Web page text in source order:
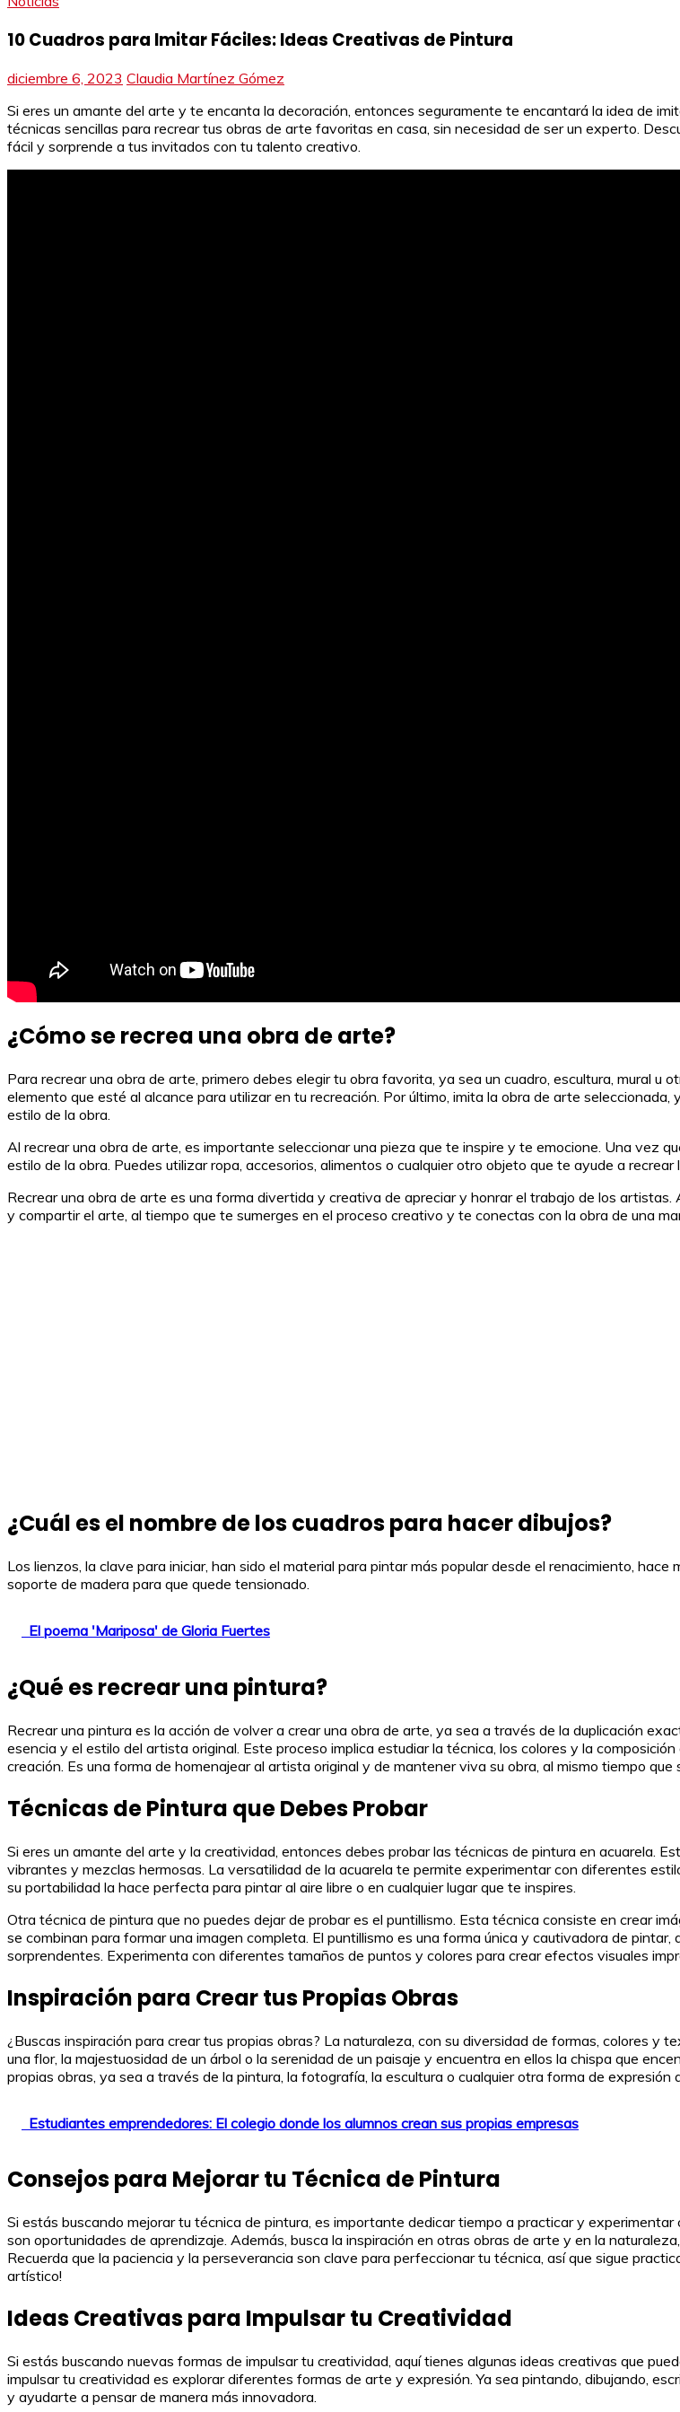
10 Cuadros para Imitar Fáciles: Ideas Creativas de Pintura
diciembre 6, 2023 Claudia Martínez Gómez
Si eres un amante del arte y te encanta la decoración, entonces seguramente te encantará la idea de
técnicas sencillas para recrear tus obras de arte favoritas en casa, sin necesidad de ser un experto.
fácil y sorprende a tus invitados con tu talento creativo.
¿Cómo se recrea una obra de arte?
Para recrear una obra de arte, primero debes elegir tu obra favorita, ya sea un cuadro, escultura, mural u
elemento que esté al alcance para utilizar en tu recreación. Por último, imita la obra de arte
estilo de la obra.
Al recrear una obra de arte, es importante seleccionar una pieza que te inspire y te emocione. Una vez
estilo de la obra. Puedes utilizar ropa, accesorios, alimentos o cualquier otro objeto que te ayude a
Recrear una obra de arte es una forma divertida y creativa de apreciar y honrar el trabajo de los
y compartir el arte, al tiempo que te sumerges en el proceso creativo y te conectas con la obra de una
¿Cuál es el nombre de los cuadros para hacer dibujos?
Los lienzos, la clave para iniciar, han sido el material para pintar más popular desde el renacimiento,
soporte de madera para que quede tensionado.
El poema 'Mariposa' de Gloria Fuertes
¿Qué es recrear una pintura?
Recrear una pintura es la acción de volver a crear una obra de arte, ya sea a través de la duplicación
esencia y el estilo del artista original. Este proceso implica estudiar la técnica, los colores y la
creación. Es una forma de homenajear al artista original y de mantener viva su obra, al mismo tiempo
Técnicas de Pintura que Debes Probar
Si eres un amante del arte y la creatividad, entonces debes probar las técnicas de pintura en acuarela.
vibrantes y mezclas hermosas. La versatilidad de la acuarela te permite experimentar con diferentes
su portabilidad la hace perfecta para pintar al aire libre o en cualquier lugar que te inspires.
Otra técnica de pintura que no puedes dejar de probar es el puntillismo. Esta técnica consiste en crear
se combinan para formar una imagen completa. El puntillismo es una forma única y cautivadora de
sorprendentes. Experimenta con diferentes tamaños de puntos y colores para crear efectos visuales
Inspiración para Crear tus Propias Obras
¿Buscas inspiración para crear tus propias obras? La naturaleza, con su diversidad de formas, colores
una flor, la majestuosidad de un árbol o la serenidad de un paisaje y encuentra en ellos la chispa que
propias obras, ya sea a través de la pintura, la fotografía, la escultura o cualquier otra forma de
Estudiantes emprendedores: El colegio donde los alumnos crean sus propias empresas
Consejos para Mejorar tu Técnica de Pintura
Si estás buscando mejorar tu técnica de pintura, es importante dedicar tiempo a practicar y
son oportunidades de aprendizaje. Además, busca la inspiración en otras obras de arte y en la
Recuerda que la paciencia y la perseverancia son clave para perfeccionar tu técnica, así que sigue
artístico!
Ideas Creativas para Impulsar tu Creatividad
Si estás buscando nuevas formas de impulsar tu creatividad, aquí tienes algunas ideas creativas que
impulsar tu creatividad es explorar diferentes formas de arte y expresión. Ya sea pintando, dibujando,
y ayudarte a pensar de manera más innovadora.